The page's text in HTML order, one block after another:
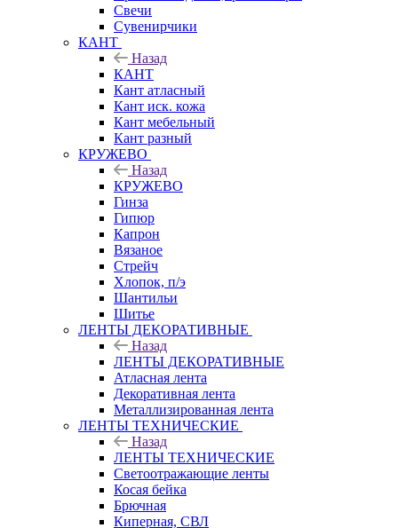
Свечи
Сувенирчики
КАНТ
Назад
КАНТ
Кант атласный
Кант иск. кожа
Кант мебельный
Кант разный
КРУЖЕВО
Назад
КРУЖЕВО
Гинза
Гипюр
Капрон
Вязаное
Стрейч
Хлопок, п/э
Шантильи
Шитье
ЛЕНТЫ ДЕКОРАТИВНЫЕ
Назад
ЛЕНТЫ ДЕКОРАТИВНЫЕ
Атласная лента
Декоративная лента
Металлизированная лента
ЛЕНТЫ ТЕХНИЧЕСКИЕ
Назад
ЛЕНТЫ ТЕХНИЧЕСКИЕ
Светоотражающие ленты
Косая бейка
Брючная
Киперная, СВЛ